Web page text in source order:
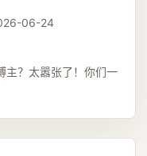
06-24
主？太嚣张了！你们一